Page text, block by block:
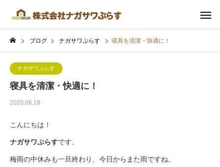
ブログ ナガサワぷらす 寝具を清潔・快適に！
ナガサワぷらす
寝具を清潔・快適に！
2020.06.18
こんにちは！
ナガサワぷらすです。
梅雨の中休みも一旦終わり、今日からまた雨ですね。